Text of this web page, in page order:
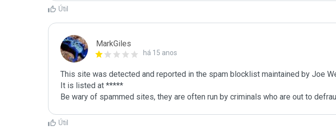
Útil
MarkGiles
há 15 anos
This site was detected and reported in the spam blocklist maintained by Joe
It is listed at *****
Be wary of spammed sites, they are often run by criminals who are out to
Útil